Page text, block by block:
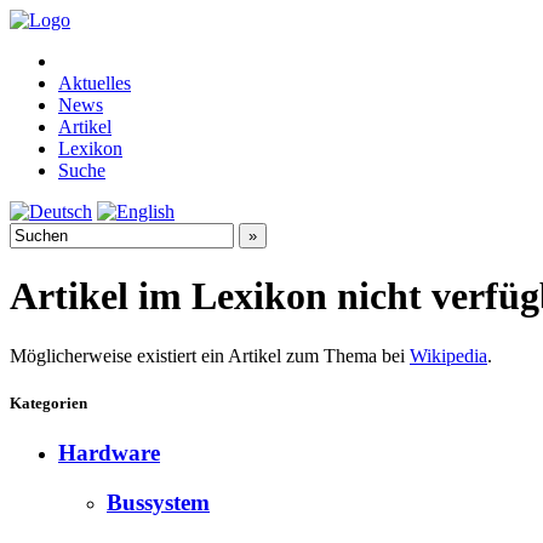
Aktuelles
News
Artikel
Lexikon
Suche
Artikel im Lexikon nicht
Möglicherweise existiert ein Artikel zum Thema bei Wikipedia.
Kategorien
Hardware
Bussystem